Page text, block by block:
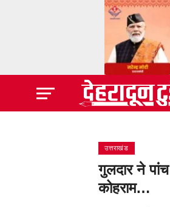
उत्तराखंड
गुलदार ने
कोहराम…